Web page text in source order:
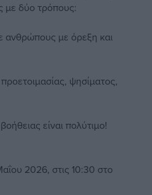
με δύο τρόπους:
ανθρώπους με όρεξη και
ψησίματος,
είναι πολύτιμο!
2026, στις 10:30 στο